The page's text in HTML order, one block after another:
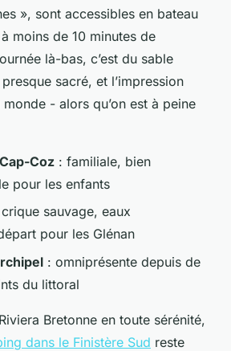
», sont accessibles en bateau
moins de 10 minutes de
là-bas, c’est du sable
sacré, et l’impression
monde - alors qu’on est à peine
Coz : familiale, bien
pour les enfants
sauvage, eaux
pour les Glénan
: omniprésente depuis de
du littoral
Bretonne en toute sérénité,
dans le Finistère Sud reste